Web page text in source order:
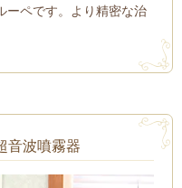
ーペです。より精密な治
音波噴霧器